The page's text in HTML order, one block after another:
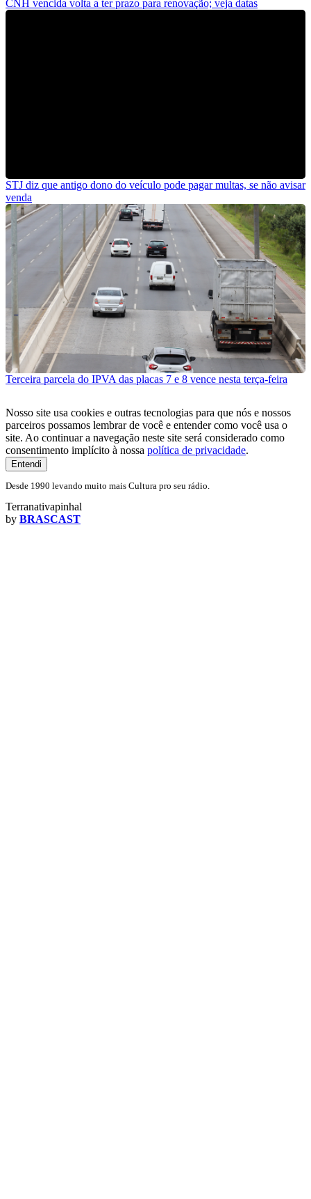
CNH vencida volta a ter prazo para renovação; veja datas
STJ diz que antigo dono do veículo pode pagar multas, se não avisar
venda
Terceira parcela do IPVA das placas 7 e 8 vence nesta terça-feira
Nosso site usa cookies e outras tecnologias para que nós e nossos
parceiros possamos lembrar de você e entender como você usa o
site. Ao continuar a navegação neste site será considerado como
consentimento implícito à nossa política de privacidade.
Entendi
Desde 1990 levando muito mais Cultura pro seu rádio.
Terranativapinhal
by BRASCAST